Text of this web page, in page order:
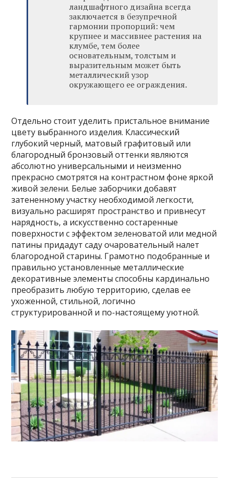
ландшафтного дизайна всегда
заключается в безупречной
гармонии пропорций: чем
крупнее и массивнее растения на
клумбе, тем более
основательным, толстым и
выразительным может быть
металлический узор
окружающего ее ограждения.
Отдельно стоит уделить пристальное внимание
цвету выбранного изделия. Классический
глубокий черный, матовый графитовый или
благородный бронзовый оттенки являются
абсолютно универсальными и неизменно
прекрасно смотрятся на контрастном фоне яркой
живой зелени. Белые заборчики добавят
затененному участку необходимой легкости,
визуально расширят пространство и привнесут
нарядность, а искусственно состаренные
поверхности с эффектом зеленоватой или медной
патины придадут саду очаровательный налет
благородной старины. Грамотно подобранные и
правильно установленные металлические
декоративные элементы способны кардинально
преобразить любую территорию, сделав ее
ухоженной, стильной, логично
структурированной и по-настоящему уютной.